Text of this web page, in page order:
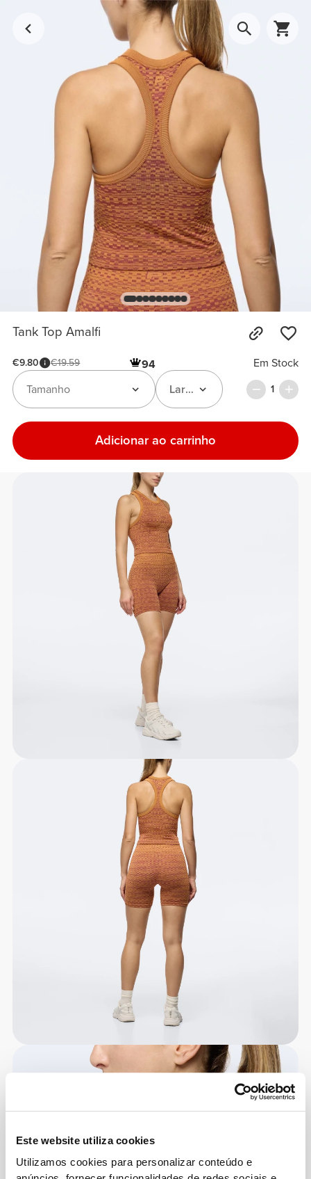
Este website utiliza cookies
Utilizamos cookies para personalizar conteúdo e
Tank Top Amalfi
€9.80 €19.59 94
Em Stock
Laranja / Magenta
Tamanho 1
Adicionar ao carrinho